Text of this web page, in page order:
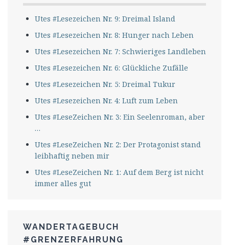
Utes #Lesezeichen Nr. 9: Dreimal Island
Utes #Lesezeichen Nr. 8: Hunger nach Leben
Utes #Lesezeichen Nr. 7: Schwieriges Landleben
Utes #Lesezeichen Nr. 6: Glückliche Zufälle
Utes #Lesezeichen Nr. 5: Dreimal Tukur
Utes #Lesezeichen Nr. 4: Luft zum Leben
Utes #LeseZeichen Nr. 3: Ein Seelenroman, aber
…
Utes #LeseZeichen Nr. 2: Der Protagonist stand
leibhaftig neben mir
Utes #LeseZeichen Nr. 1: Auf dem Berg ist nicht
immer alles gut
WANDERTAGEBUCH
#GRENZERFAHRUNG